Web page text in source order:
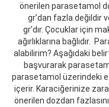
önerilen parasetamol
gr’dan fazla değildir
gr’dır. Çocuklar için
ağırlıklarına bağlıdır.
alabilirim? Aşağıdaki
başvurarak
parasetamol üzerindeki
içerir. Karaciğerinize
önerilen dozdan